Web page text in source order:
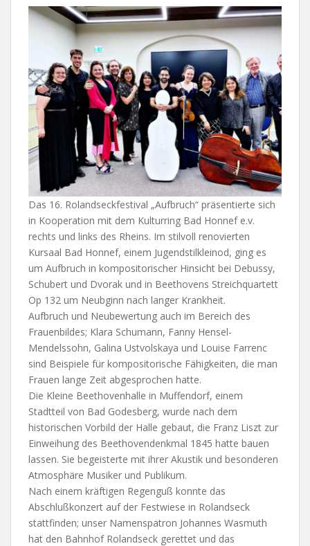
Das 16. Rolandseckfestival „Aufbruch“ präsentierte sich
in Kooperation mit dem Kulturring Bad Honnef e.v.
rechts und links des Rheins. Im stilvoll renovierten
Kursaal Bad Honnef, einem Jugendstilkleinod, ging es
um Aufbruch in kompositorischer Hinsicht bei Debussy,
Schubert und Dvorak und in Beethovens Streichquartett
Op 132 um Neubginn nach langer Krankheit.
Aufbruch und Neubewertung auch im Bereich des
Frauenbildes; Klara Schumann, Fanny Hensel-
Mendelssohn, Galina Ustvolskaya und Louise Farrenc
sind Beispiele für kompositorische Fähigkeiten, die man
Frauen lange Zeit abgesprochen hatte.
Die Kleine Beethovenhalle in Muffendorf, einem
Stadtteil von Bad Godesberg, wurde nach dem
historischen Vorbild der Halle gebaut, die Franz Liszt zur
Einweihung des Beethovendenkmal 1845 hatte bauen
lassen. Sie begeisterte mit ihrer Akustik und besonderen
Atmosphäre Musiker und Publikum.
Nach einem kräftigen Regenguß konnte das
Abschlußkonzert auf der Festwiese in Rolandseck
stattfinden; unser Namenspatron Johannes Wasmuth
hat den Bahnhof Rolandseck gerettet und das